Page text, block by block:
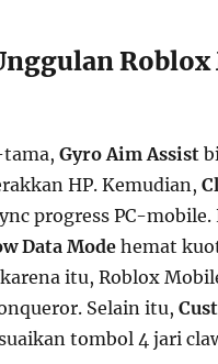
tama,Gyro Aim Assist
HP. Kemudian,
progress PC-mobile.
Data Mode hemat
itu, Roblox
Selain itu,
tombol 4 jari